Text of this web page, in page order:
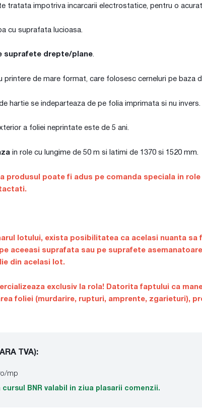
tratata impotriva incarcarii electrostatice, pentru o
cu suprafata lucioasa.
suprafete drepte/plane.
printere de mare format, care folosesc cerneluri pe baza
hartie se indeparteaza de pe folia imprimata si nu invers.
a foliei neprintate este de 5 ani.
in role cu lungime de 50 m si latimi de 1370 si 1520 mm.
produsul poate fi adus pe comanda speciala in role
lotului, exista posibilitatea ca acelasi nuanta
aceeasi suprafata sau pe suprafete
din acelasi lot.
exclusiv la rola! Datorita faptului ca
foliei (murdarire, rupturi, amprente, zgarieturi),
TVA):
mp
BNR valabil in ziua plasarii comenzii.